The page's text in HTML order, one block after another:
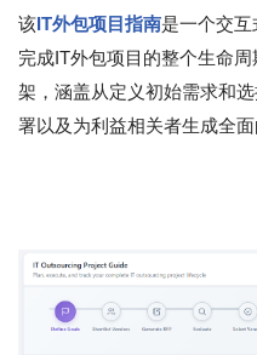
该IT外包项目指南是一个交
完成IT外包项目的整个生命
架，涵盖从定义初始需求和
署以及为利益相关者生成全面